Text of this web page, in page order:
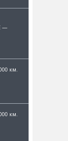
—
км.
км.